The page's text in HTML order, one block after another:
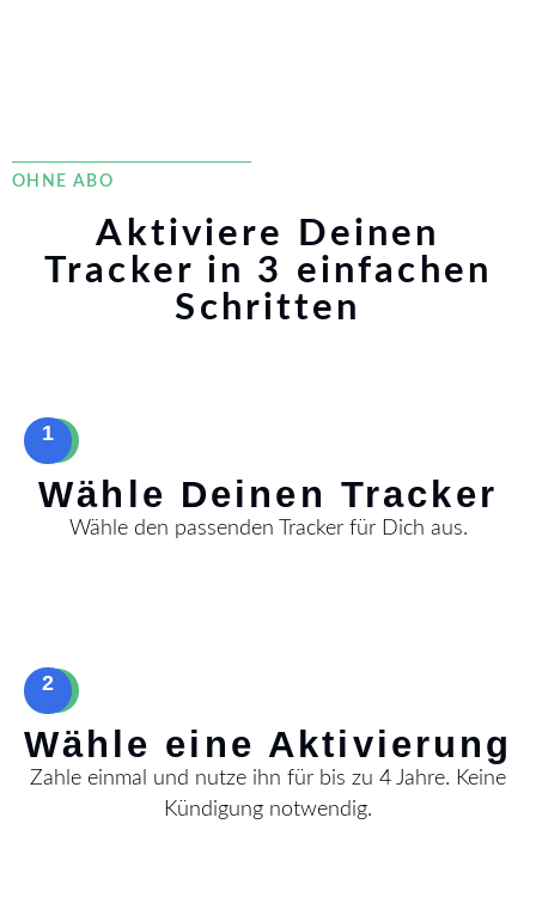
OHNE ABO
Aktiviere Deinen
Tracker in 3 einfachen
Schritten
1
Wähle Deinen Tracker
Wähle den passenden Tracker für Dich aus.
2
Wähle eine Aktivierung
Zahle einmal und nutze ihn für bis zu 4 Jahre. Keine
Kündigung notwendig.